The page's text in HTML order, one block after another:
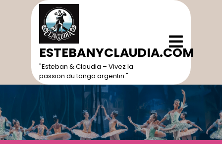
ESTEBANYCLAUDIA.COM
"Esteban & Claudia – Vivez la
passion du tango argentin."
Open
Menu